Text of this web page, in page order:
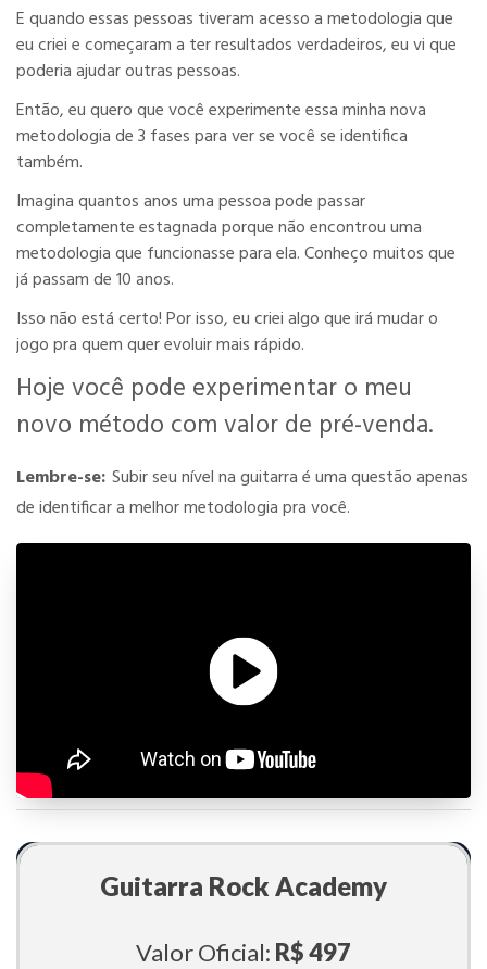
E quando essas pessoas tiveram acesso a metodologia que
eu criei e começaram a ter resultados verdadeiros, eu vi que
poderia ajudar outras pessoas.
Então, eu quero que você experimente essa minha nova
metodologia de 3 fases para ver se você se identifica
também.
Imagina quantos anos uma pessoa pode passar
completamente estagnada porque não encontrou uma
metodologia que funcionasse para ela. Conheço muitos que
já passam de 10 anos.
Isso não está certo! Por isso, eu criei algo que irá mudar o
jogo pra quem quer evoluir mais rápido.
Hoje você pode experimentar o meu
novo método com valor de pré-venda.
Lembre-se: Subir seu nível na guitarra é uma questão apenas
de identificar a melhor metodologia pra você.
Guitarra Rock Academy
Valor Oficial: R$ 497